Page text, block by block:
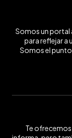
Somos un
para reflejar a
Somos el punto
Te